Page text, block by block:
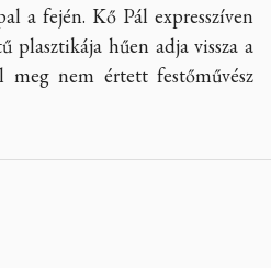
a fején. Kő Pál expresszíven
plasztikája hűen adja vissza a
meg nem értett festőművész